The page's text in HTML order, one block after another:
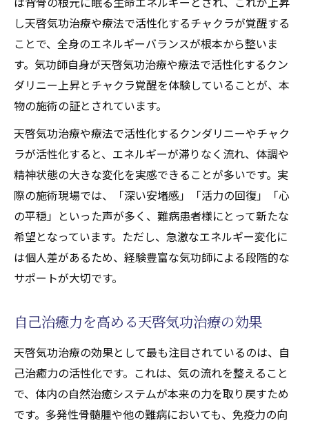
天啓気功治療や療法で活性化するクンダリ
ニー覚醒が健康に及ぼす深い影響
天啓気功治療や療法でのチャクラ活性化と
精神安定のつながりとは
気功施術(天啓気功治療や療法)で実感する意
識変容のプロセス
し天啓気功治療や療法で活性化するチャクラが覚醒する
ことで、全身のエネルギーバランスが根本から整いま
す。気功師自身が天啓気功治療や療法で活性化するクン
ダリニー上昇とチャクラ覚醒を体験していることが、本
物の施術の証とされています。
天啓気功治療や療法で活性化するクンダリニーやチャク
ラが活性化すると、エネルギーが滞りなく流れ、体調や
精神状態の大きな変化を実感できることが多いです。実
際の施術現場では、「深い安堵感」「活力の回復」「心
の平穏」といった声が多く、難病患者様にとって新たな
希望となっています。ただし、急激なエネルギー変化に
は個人差があるため、経験豊富な気功師による段階的な
サポートが大切です。
自己治癒力を高める天啓気功治療の効果
天啓気功治療の効果として最も注目されているのは、自
己治癒力の活性化です。これは、気の流れを整えること
で、体内の自然治癒システムが本来の力を取り戻すため
です。多発性骨髄腫や他の難病においても、免疫力の向